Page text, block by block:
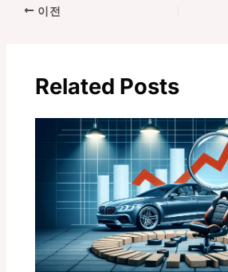
이전
Related Posts